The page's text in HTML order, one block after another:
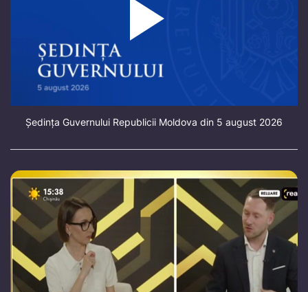
Ședința Guvernului Republicii Moldova din 5 august 2026